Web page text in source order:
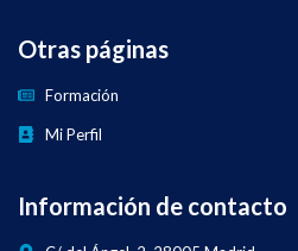
Otras páginas
Formación
Mi Perfil
Información de contacto